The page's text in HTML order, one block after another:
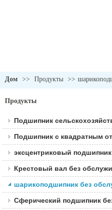
Дом >> Продукты >>
Продукты
Подшипник
Подшипник с квадратным
эксцентриковый подшипник
Крестовый вал без
шарикоподшипник без
Сферический подшипник